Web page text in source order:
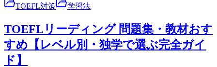
TOEFL対策 学習法
TOEFLリーディング 問題集・教材おす
すめ【レベル別・独学で選ぶ完全ガイ
ド】